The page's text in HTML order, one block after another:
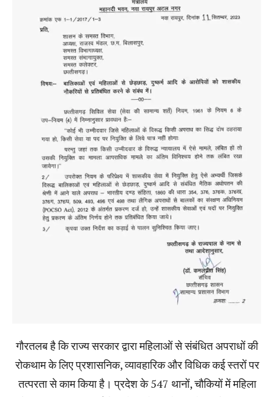
गौरतलब है कि राज्य सरकार द्वारा महिलाओं से संबंधित अपराधों की
रोकथाम के लिए प्रशासनिक, व्यावहारिक और विधिक कई स्तरों पर
तत्परता से काम किया है। प्रदेश के 547 थानों, चौकियों में महिला